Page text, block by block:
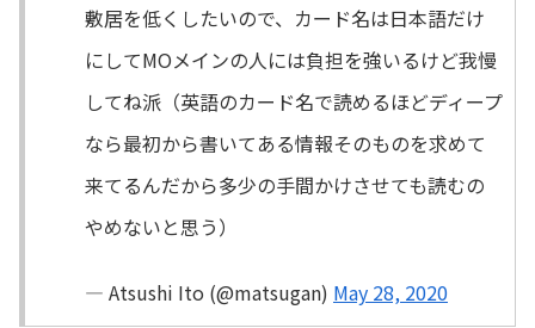
敷居を低くしたいので、カード名は日本語だけ
にしてMOメインの人には負担を強いるけど我慢
してね派（英語のカード名で読めるほどディープ
なら最初から書いてある情報そのものを求めて
来てるんだから多少の手間かけさせても読むの
やめないと思う）
— Atsushi Ito (@matsugan) May 28, 2020